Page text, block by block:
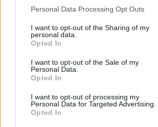
Please note that this website/app uses one
not limited to your visit or usage behaviour.
grant or deny consent to Google and its
use your data for below specified purposes
consent section.
Personal Data Processing Opt Outs
I want to opt-out of the Sharing of my
personal data.
Opted In
I want to opt-out of the Sale of my
Personal Data.
Opted In
I want to opt-out of processing my
Personal Data for Targeted Advertising.
Opted In
Η απίστευτη ιστορία του
πωλητή στη Νιγηρία
19.02.2024 11:07